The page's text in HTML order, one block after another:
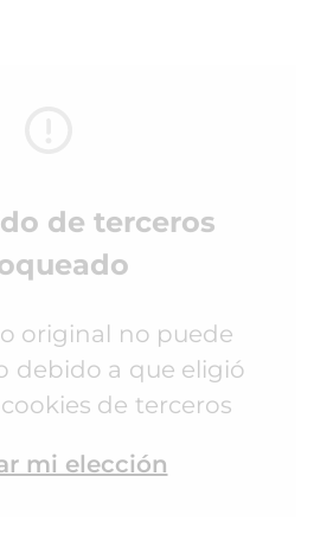
de terceros
original no puede
debido a que eligió
de terceros
mi elección